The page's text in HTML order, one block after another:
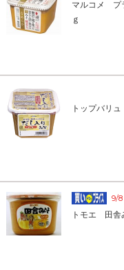
マルコメ
ｇ
トップバリ
9/8
トモエ 田